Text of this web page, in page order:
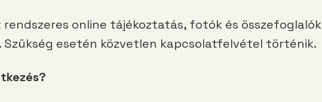
online tájékoztatás, fotók és összefoglalók
Szükség esetén közvetlen kapcsolatfelvétel történik.